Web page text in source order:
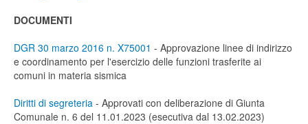
DOCUMENTI
DGR 30 marzo 2016 n. X75001 - Approvazione linee di indirizzo
e coordinamento per l'esercizio delle funzioni trasferite ai
comuni in materia sismica
Diritti di segreteria - Approvati con deliberazione di Giunta
Comunale n. 6 del 11.01.2023 (esecutiva dal 13.02.2023)